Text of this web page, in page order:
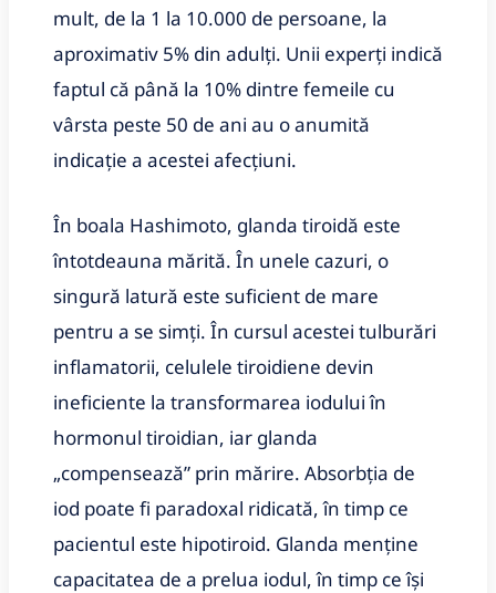
mult, de la 1 la 10.000 de persoane, la
aproximativ 5% din adulți. Unii experți indică
faptul că până la 10% dintre femeile cu
vârsta peste 50 de ani au o anumită
indicație a acestei afecțiuni.
În boala Hashimoto, glanda tiroidă este
întotdeauna mărită. În unele cazuri, o
singură latură este suficient de mare
pentru a se simți. În cursul acestei tulburări
inflamatorii, celulele tiroidiene devin
ineficiente la transformarea iodului în
hormonul tiroidian, iar glanda
„compensează” prin mărire. Absorbția de
iod poate fi paradoxal ridicată, în timp ce
pacientul este hipotiroid. Glanda menține
capacitatea de a prelua iodul, în timp ce își